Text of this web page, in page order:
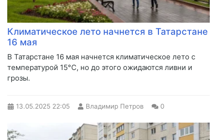
Климатическое лето начнется в Татарстане
16 мая
В Татарстане 16 мая начнется климатическое лето с
температурой 15°C, но до этого ожидаются ливни и
грозы.
13.05.2025 22:05 Владимир Петров 0